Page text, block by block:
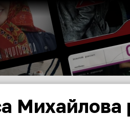
Михайлова